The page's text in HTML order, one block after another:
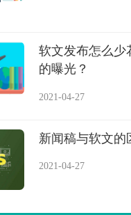
软文发布怎么少
的曝光？
2021-04-27
新闻稿与软文的
2021-04-27